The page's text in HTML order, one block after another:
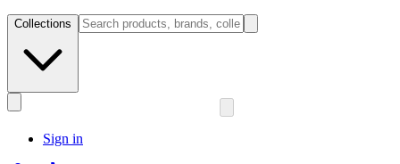
Collections
Sign in